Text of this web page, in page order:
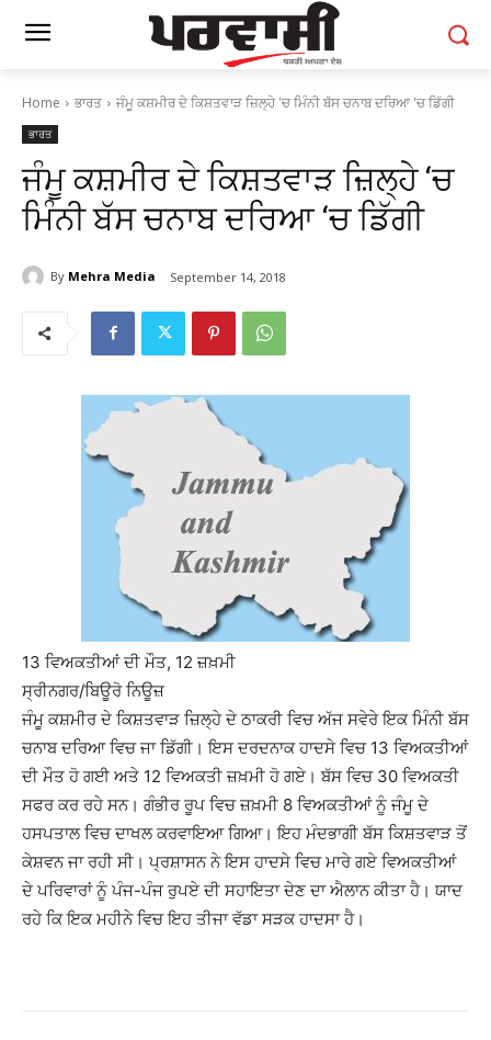
Home ਭਾਰਤ ਜੰਮੂ ਕਸ਼ਮੀਰ ਦੇ ਕਿਸ਼ਤਵਾੜ ਜ਼ਿਲ੍ਹੇ 'ਚ ਮਿੰਨੀ ਬੱਸ ਚਨਾਬ ਦਰਿਆ 'ਚ ਡਿੱਗੀ
ਭਾਰਤ
ਜੰਮੂ ਕਸ਼ਮੀਰ ਦੇ ਕਿਸ਼ਤਵਾੜ ਜ਼ਿਲ੍ਹੇ ‘ਚ
ਮਿੰਨੀ ਬੱਸ ਚਨਾਬ ਦਰਿਆ ‘ਚ ਡਿੱਗੀ
By Mehra Media September 14, 2018
13 ਵਿਅਕਤੀਆਂ ਦੀ ਮੌਤ, 12 ਜ਼ਖ਼ਮੀ
ਸ੍ਰੀਨਗਰ/ਬਿਊਰੋ ਨਿਊਜ਼
ਜੰਮੂ ਕਸ਼ਮੀਰ ਦੇ ਕਿਸ਼ਤਵਾੜ ਜ਼ਿਲ੍ਹੇ ਦੇ ਠਾਕਰੀ ਵਿਚ ਅੱਜ ਸਵੇਰੇ ਇਕ ਮਿੰਨੀ ਬੱਸ
ਚਨਾਬ ਦਰਿਆ ਵਿਚ ਜਾ ਡਿੱਗੀ। ਇਸ ਦਰਦਨਾਕ ਹਾਦਸੇ ਵਿਚ 13 ਵਿਅਕਤੀਆਂ
ਦੀ ਮੌਤ ਹੋ ਗਈ ਅਤੇ 12 ਵਿਅਕਤੀ ਜ਼ਖ਼ਮੀ ਹੋ ਗਏ। ਬੱਸ ਵਿਚ 30 ਵਿਅਕਤੀ
ਸਫਰ ਕਰ ਰਹੇ ਸਨ। ਗੰਭੀਰ ਰੂਪ ਵਿਚ ਜ਼ਖ਼ਮੀ 8 ਵਿਅਕਤੀਆਂ ਨੂੰ ਜੰਮੂ ਦੇ
ਹਸਪਤਾਲ ਵਿਚ ਦਾਖਲ ਕਰਵਾਇਆ ਗਿਆ। ਇਹ ਮੰਦਭਾਗੀ ਬੱਸ ਕਿਸ਼ਤਵਾੜ ਤੋਂ
ਕੇਸ਼ਵਨ ਜਾ ਰਹੀ ਸੀ। ਪ੍ਰਸ਼ਾਸਨ ਨੇ ਇਸ ਹਾਦਸੇ ਵਿਚ ਮਾਰੇ ਗਏ ਵਿਅਕਤੀਆਂ
ਦੇ ਪਰਿਵਾਰਾਂ ਨੂੰ ਪੰਜ-ਪੰਜ ਰੁਪਏ ਦੀ ਸਹਾਇਤਾ ਦੇਣ ਦਾ ਐਲਾਨ ਕੀਤਾ ਹੈ। ਯਾਦ
ਰਹੇ ਕਿ ਇਕ ਮਹੀਨੇ ਵਿਚ ਇਹ ਤੀਜਾ ਵੱਡਾ ਸੜਕ ਹਾਦਸਾ ਹੈ।